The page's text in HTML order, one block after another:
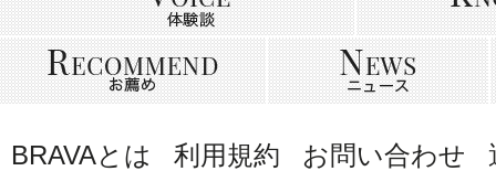
BRAVAとは 利用規約 お問い合わせ